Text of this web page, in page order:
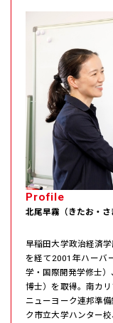
Profile
北尾早霧（きたお・さ
早稲田大学政治経済
を経て2001年ハーバ
学・国際開発学修士
博士）を取得。南カ
ニューヨーク連邦準
ク市立大学ハンター